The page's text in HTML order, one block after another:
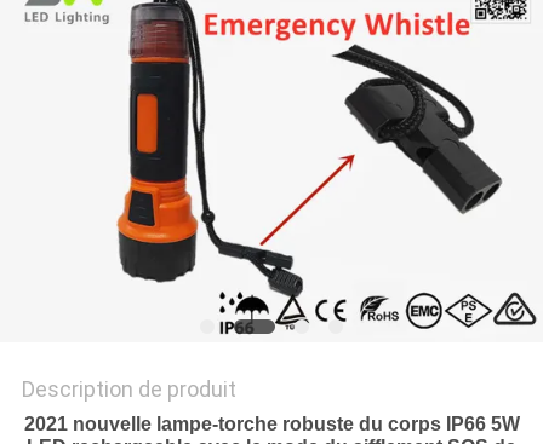
NOUVELLES
AFFAIRES
POLITIQUE
DE
Description de produit
2021 nouvelle lampe-torche robuste du corps IP66 5W